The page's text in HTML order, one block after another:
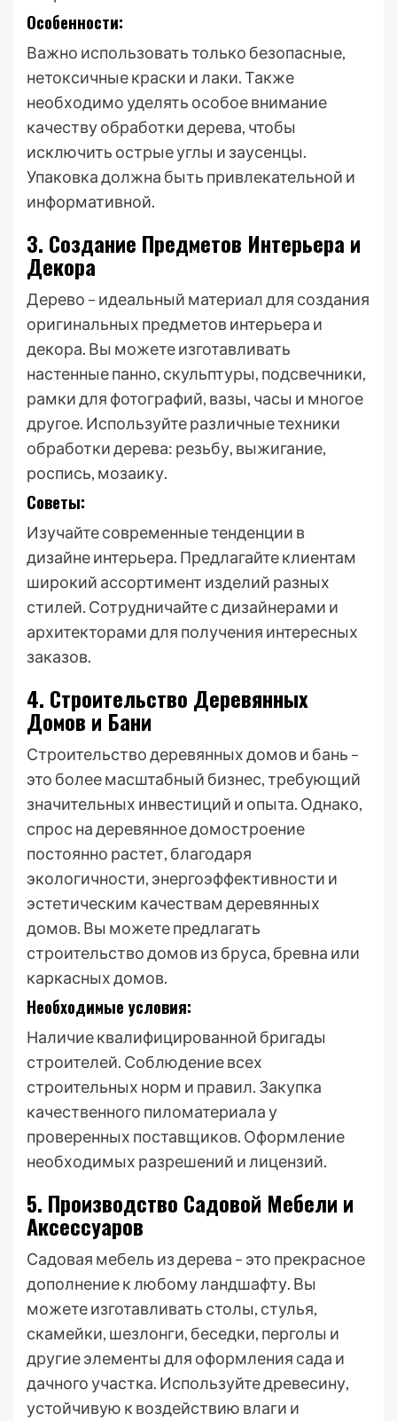
Особенности:
Важно использовать только безопасные,
нетоксичные краски и лаки. Также
необходимо уделять особое внимание
качеству обработки дерева, чтобы
исключить острые углы и заусенцы.
Упаковка должна быть привлекательной и
информативной.
3. Создание Предметов Интерьера и
Декора
Дерево – идеальный материал для создания
оригинальных предметов интерьера и
декора. Вы можете изготавливать
настенные панно, скульптуры, подсвечники,
рамки для фотографий, вазы, часы и многое
другое. Используйте различные техники
обработки дерева: резьбу, выжигание,
роспись, мозаику.
Советы:
Изучайте современные тенденции в
дизайне интерьера. Предлагайте клиентам
широкий ассортимент изделий разных
стилей. Сотрудничайте с дизайнерами и
архитекторами для получения интересных
заказов.
4. Строительство Деревянных
Домов и Бани
Строительство деревянных домов и бань –
это более масштабный бизнес, требующий
значительных инвестиций и опыта. Однако,
спрос на деревянное домостроение
постоянно растет, благодаря
экологичности, энергоэффективности и
эстетическим качествам деревянных
домов. Вы можете предлагать
строительство домов из бруса, бревна или
каркасных домов.
Необходимые условия:
Наличие квалифицированной бригады
строителей. Соблюдение всех
строительных норм и правил. Закупка
качественного пиломатериала у
проверенных поставщиков. Оформление
необходимых разрешений и лицензий.
5. Производство Садовой Мебели и
Аксессуаров
Садовая мебель из дерева – это прекрасное
дополнение к любому ландшафту. Вы
можете изготавливать столы, стулья,
скамейки, шезлонги, беседки, перголы и
другие элементы для оформления сада и
дачного участка. Используйте древесину,
устойчивую к воздействию влаги и